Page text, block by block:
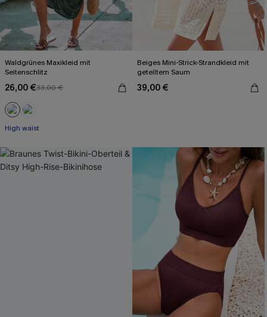
Waldgrünes Maxikleid mit
Seitenschlitz
26,00 €33,00 €
High waist
Beiges Mini-Strick-Strandkleid mit
geteiltem Saum
39,00 €